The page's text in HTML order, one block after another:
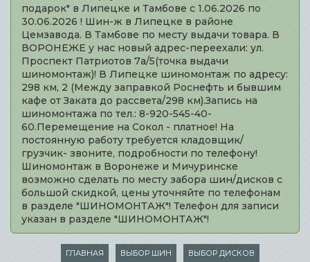
подарок" в Липецке и Тамбове с 1.06.2026 по
30.06.2026 ! Шин-ж в Липецке в районе
Цемзавода. В Тамбове по месту выдачи товара. В
ВОРОНЕЖЕ у нас новый адрес-переехали: ул.
Проспект Патриотов 7а/5(точка выдачи
шиномонтаж)! В Липецке шиномонтаж по адресу:
298 км, 2 (Между заправкой Роснефть и бывшим
кафе от Заката до рассвета/298 км).Запись на
шиномонтажа по тел.: 8-920-545-40-
60.Перемещение на Сокол - платное! На
постоянную работу требуется кладовщик/
грузчик- звоните, подробности по телефону!
Шиномонтаж в Воронеже и Мичуринске
возможно сделать по месту забора шин/дисков с
большой скидкой, цены уточняйте по телефонам
в разделе "ШИНОМОНТАЖ"! Телефон для записи
указан в разделе "ШИНОМОНТАЖ"!
ГЛАВНАЯ ВЫБОР ШИН ВЫБОР ДИСКОВ